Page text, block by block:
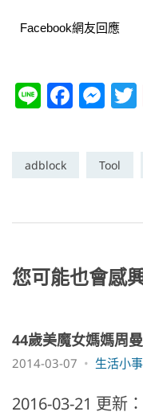
Facebook網友回應
Li
e
F
c
e
o
k
M
ss
e
g
adblock Tool
您可能也會感
44歲美魔女媽媽周
2014-03-07 生活小事
2016-03-21 更新